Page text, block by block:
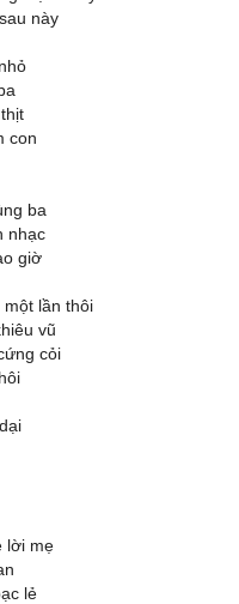
này
con
ba
nhạc
giờ
một lần thôi
vũ
cỏi
lời mẹ
lẻ